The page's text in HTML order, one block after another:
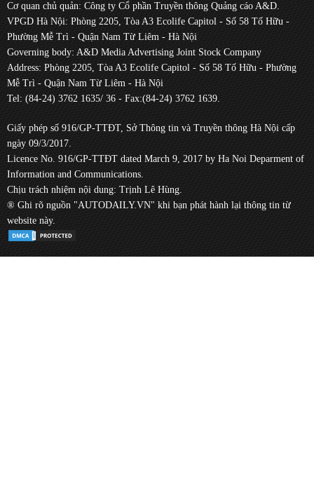
Cơ quan chủ quản: Công ty Cổ phần Truyền thông Quảng cáo A&D.
VPGD Hà Nội: Phòng 2205, Tòa A3 Ecolife Capitol - Số 58 Tố Hữu -
Phường Mễ Trì - Quận Nam Từ Liêm - Hà Nội
Governing body: A&D Media Advertising Joint Stock Company
Address: Phòng 2205, Tòa A3 Ecolife Capitol - Số 58 Tố Hữu - Phường
Mễ Trì - Quận Nam Từ Liêm - Hà Nội
Tel: (84-24) 3762 1635/ 36 - Fax:(84-24) 3762 1639.
Giấy phép số 916/GP-TTĐT, Sở Thông tin và Truyền thông Hà Nội cấp
ngày 09/3/2017.
Licence No. 916/GP-TTĐT dated March 9, 2017 by Ha Noi Deparment of
Information and Communications.
Chịu trách nhiệm nội dung: Trịnh Lê Hùng.
® Ghi rõ nguồn "AUTODAILY.VN" khi bạn phát hành lại thông tin từ
website này.